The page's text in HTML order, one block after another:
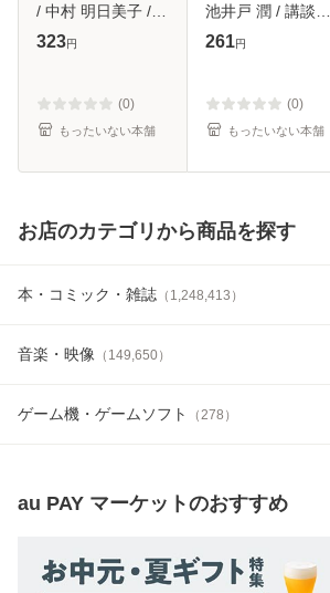
/ 中村 明日美子 /
茜新社 [コミック]
323円
(0)
もったいない本舗
池井戸 潤 / 講談社
[文庫]【メール便送
261円
(0)
もったいない本舗
お店のカテゴリから商品を探す
本・コミック・雑誌 （ 1,248,413 ）
音楽・映像 （ 149,650）
ゲーム機・ゲームソフト （278 ）
au PAY マーケットのおすすめ